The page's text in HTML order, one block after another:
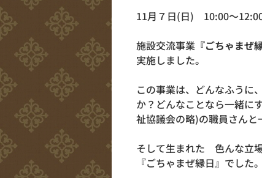
11月７日(日) 10:00～
施設交流事業 『ごちゃまぜ
実施しました。
この事業は、どんなふうに
か？どんなことなら一緒に
祉協議会の略)の職員さんと
そして生まれた 色んな立
『ごちゃまぜ縁日』でした。